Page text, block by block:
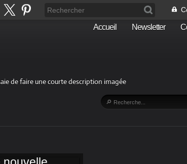
Accueil Newsletter
de faire une courte description imagée